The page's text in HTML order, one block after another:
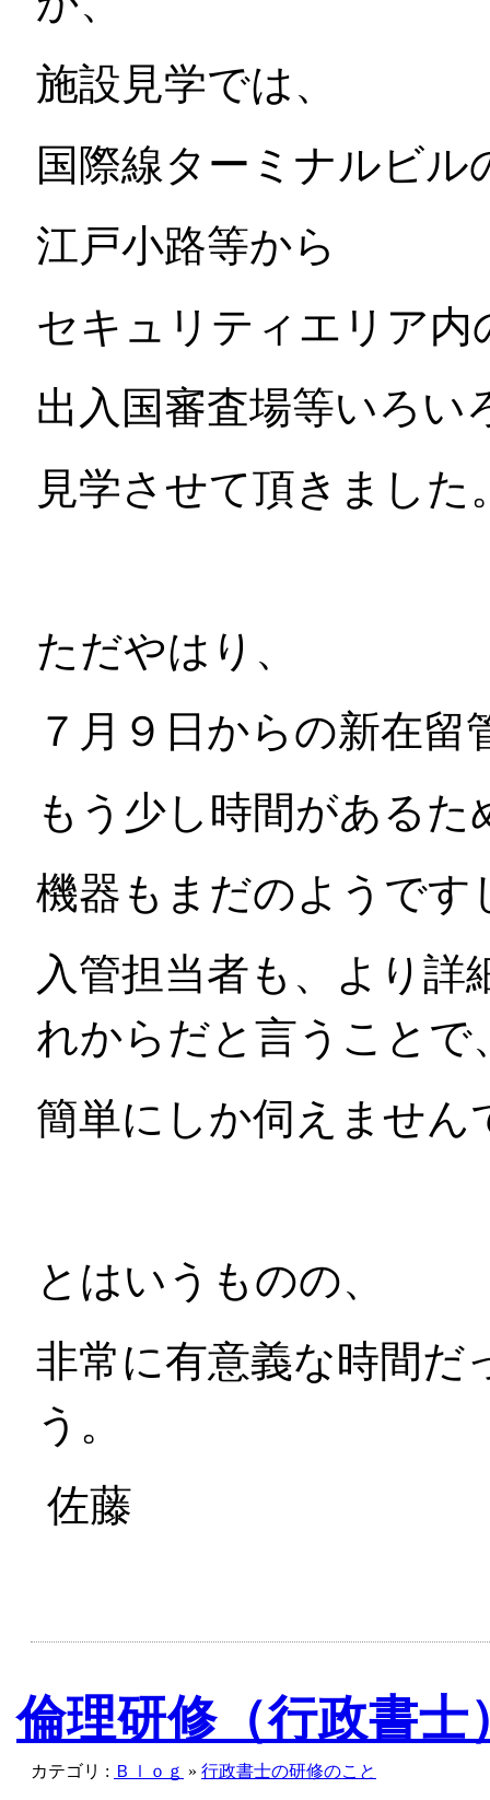
施設見学では、
国際線ターミナルビル
江戸小路等から
セキュリティエリア内
出入国審査場等いろい
見学させて頂きました
ただやはり、
７月９日からの新在
もう少し時間があるた
機器もまだのようです
入管担当者も、より
れからだと言うことで
簡単にしか伺えません
とはいうものの、
非常に有意義な時間だ
う。
佐藤
倫理研修（行政書士
カテゴリ : Ｂｌｏｇ » 行政書士の研修のこと